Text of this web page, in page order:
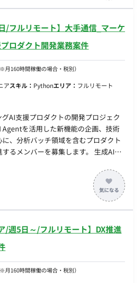
のポジションで取り
化：必要人数の充足、負担の公平
映といった互いに競合する目的を定
る重み付けと優先順位に落とし込みま
し、実行可能解が常に存在する構造を
ューリスティクス等）のトレードオ
の要求に照らして判断し、既存ソル
定変更に対し、既存シフトへの影響
ーダーで解き直します（部分再最適
を含む）。 ・業界横断の汎用化：保
固有ルールをパラメータとモデル設
小売・宿泊などへ横展開できるコア
、リプレイス後は Scala 3 を予定）
/ Angular または Svelte（選定
：Terraform / Docker / AWS / Google
応じて東京本社への出社も可能で
働時間帯のご相談可） 【必須ス
/フルリモート】大手通信_マーケ
ロダクト開発業務案件
※月160時間稼働の場合・税別）
アスキル： Pythonエリア： フルリモート
AI支援プロダクトの開発プロジェク
Agentを活用した新機能の企画、技術
、分析バッチ領域を含むプロダクト
るメンバーを募集します。 生成AIや
を主な担当領域とします。あわせ
た分析バッチの開発・性能改善・運
クト状況に応じて担当いただきます。
開発に関する技術力に加え、実装
進できるリーダーシップを期待して
ード兼チームリーダー（生成AI・AI
プロジェクト状況に応じて分析バッチ
/週5日～/フルリモート】DX推進
※月160時間稼働の場合・税別）